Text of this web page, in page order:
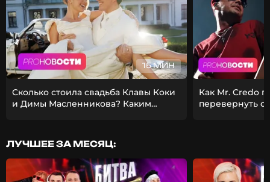
15 МИН
Сколько стоила свадьба Клавы Коки
и Димы Масленникова? Каким
Как Mr. Credo
перевернуть
ЛУЧШЕЕ ЗА МЕСЯЦ: